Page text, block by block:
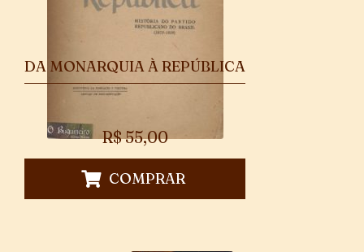
DA MONARQUIA À REPÚBLICA
R$55,00
COMPRAR